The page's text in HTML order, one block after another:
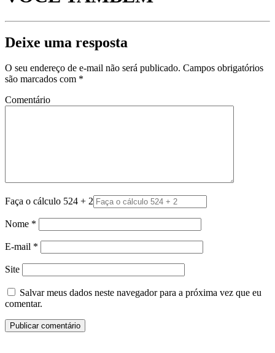
Deixe uma resposta
O seu endereço de e-mail não será publicado. Campos obrigatórios
são marcados com *
Comentário
Faça o cálculo 524 + 2
Nome *
E-mail *
Site
Salvar meus dados neste navegador para a próxima vez que eu
comentar.